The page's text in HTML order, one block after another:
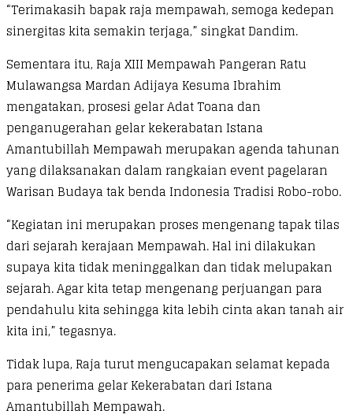
“Terimakasih bapak raja mempawah, semoga kedepan
sinergitas kita semakin terjaga,” singkat Dandim.
Sementara itu, Raja XIII Mempawah Pangeran Ratu
Mulawangsa Mardan Adijaya Kesuma Ibrahim
mengatakan, prosesi gelar Adat Toana dan
penganugerahan gelar kekerabatan Istana
Amantubillah Mempawah merupakan agenda tahunan
yang dilaksanakan dalam rangkaian event pagelaran
Warisan Budaya tak benda Indonesia Tradisi Robo-robo.
“Kegiatan ini merupakan proses mengenang tapak tilas
dari sejarah kerajaan Mempawah. Hal ini dilakukan
supaya kita tidak meninggalkan dan tidak melupakan
sejarah. Agar kita tetap mengenang perjuangan para
pendahulu kita sehingga kita lebih cinta akan tanah air
kita ini,” tegasnya.
Tidak lupa, Raja turut mengucapakan selamat kepada
para penerima gelar Kekerabatan dari Istana
Amantubillah Mempawah.